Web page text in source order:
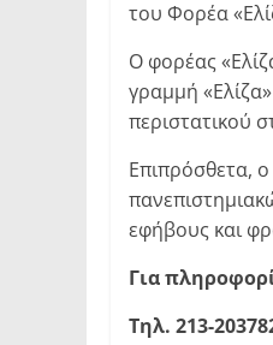
του Φορέα
Ο φορέας
γραμμή «Ελίζα»
περιστατικού
Επιπρόσθετα,
εφήβους και
Για
Τηλ. 213-